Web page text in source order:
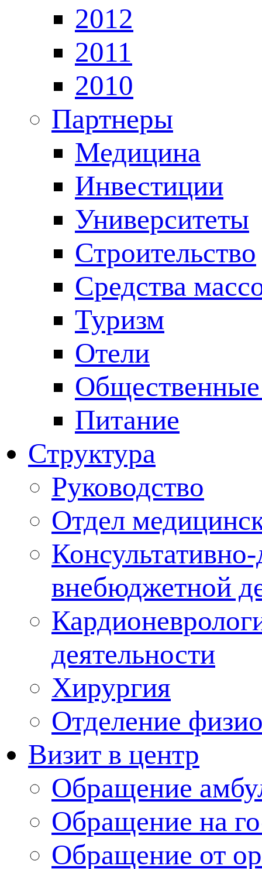
2012
2011
2010
Партнеры
Медицина
Инвестиции
Университеты
Строительство
Средства
Туризм
Отели
Общественные
Питание
Структура
Руководство
Отдел
внебюджетной
деятельности
Хирургия
Отделение
Визит в центр
Обращение
Обращение на
Обращение от